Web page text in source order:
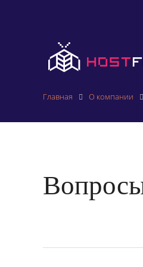
Главная О компании